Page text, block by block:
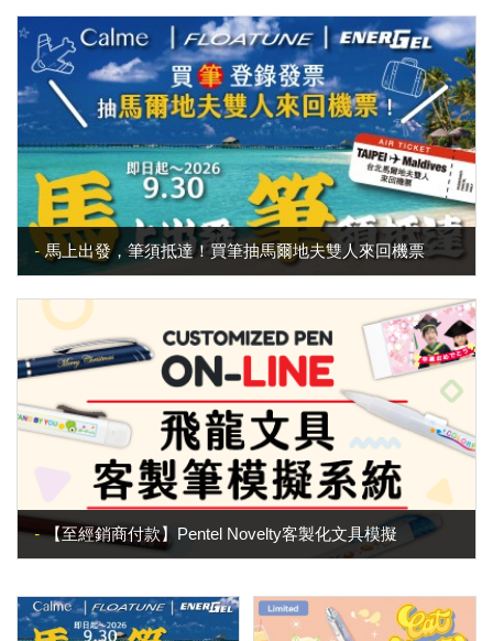
馬上出發，筆須抵達！買筆抽馬爾地夫雙人來回機票
【至經銷商付款】Pentel Novelty客製化文具模擬